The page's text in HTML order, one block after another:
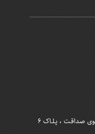
صداقـت ، پـلـاک 6